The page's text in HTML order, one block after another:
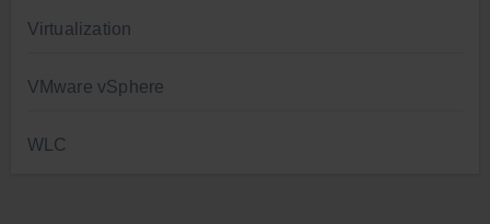
Virtualization
VMware vSphere
WLC